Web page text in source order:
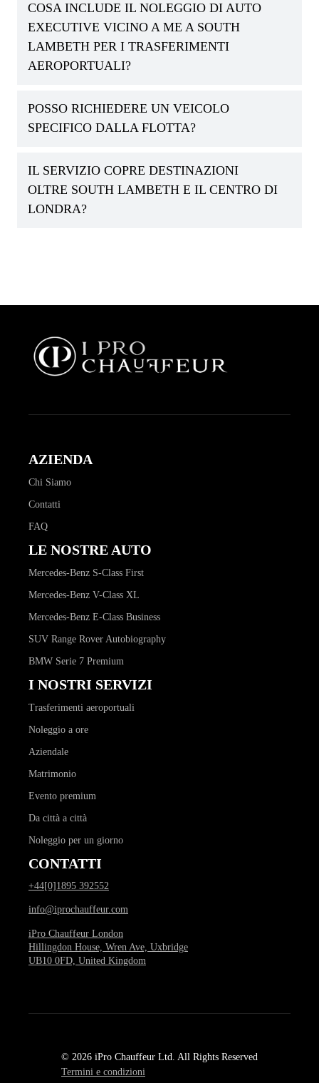
COSA INCLUDE IL NOLEGGIO DI AUTO
EXECUTIVE VICINO A ME A SOUTH
LAMBETH PER I TRASFERIMENTI
AEROPORTUALI?
POSSO RICHIEDERE UN VEICOLO
SPECIFICO DALLA FLOTTA?
IL SERVIZIO COPRE DESTINAZIONI
OLTRE SOUTH LAMBETH E IL CENTRO DI
LONDRA?
AZIENDA
Chi Siamo
Contatti
FAQ
LE NOSTRE AUTO
Mercedes-Benz S-Class First
Mercedes-Benz V-Class XL
Mercedes-Benz E-Class Business
SUV Range Rover Autobiography
BMW Serie 7 Premium
I NOSTRI SERVIZI
Trasferimenti aeroportuali
Noleggio a ore
Aziendale
Matrimonio
Evento premium
Da città a città
Noleggio per un giorno
CONTATTI
+44[0]1895 392552
info@iprochauffeur.com
iPro Chauffeur London
Hillingdon House, Wren Ave, Uxbridge
UB10 0FD, United Kingdom
© 2026 iPro Chauffeur Ltd. All Rights Reserved
Termini e condizioni